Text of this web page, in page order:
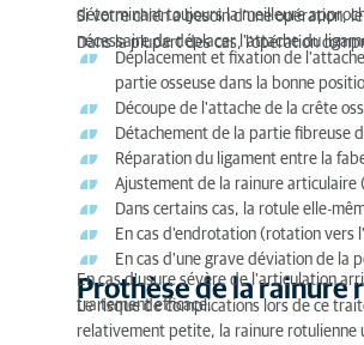
déterminant toujours la meilleure
Si votre chien a besoin d'une opération,
nécessaire de déplacer l'attache du
Dans la plupart des cas, l'opération
Déplacement et fixation de
partie osseuse dans la bonne
Découpe de l'attache de la crête
Détachement de la partie fibreuse
Réparation du ligament entre la
Ajustement de la rainure
Dans certains cas, la rotule elle-
En cas d'endrotation (rotation vers
En cas d'une grave déviation de la
Prothèse de la rainure
En cas d'usure sévère de l'articulation
traitement efficace.
Le risque de complications lors de ce
relativement petite, la rainure rotulienne